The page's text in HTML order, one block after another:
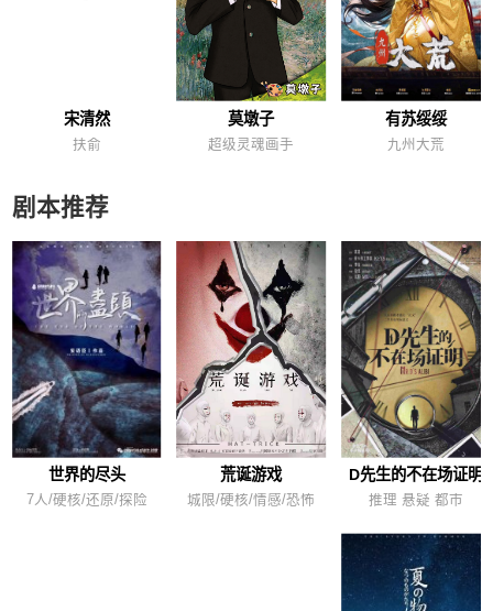
宋清然
扶俞
莫墩子
超级灵魂画手
有苏绥绥
九州大荒
剧本推荐
世界的尽头
7人/硬核/还原/探险
荒诞游戏
城限/硬核/情感/恐怖
D先生的不在场证明
推理 悬疑 都市